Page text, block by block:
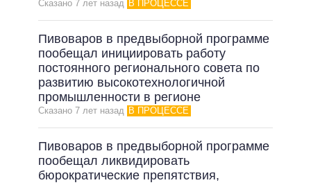
Сказано 7 лет назад В ПРОЦЕССЕ
Пивоваров в предвыборной программе
пообещал инициировать работу
постоянного регионального совета по
развитию высокотехнологичной
промышленности в регионе
Сказано 7 лет назад В ПРОЦЕССЕ
Пивоваров в предвыборной программе
пообещал ликвидировать
бюрократические препятствия,